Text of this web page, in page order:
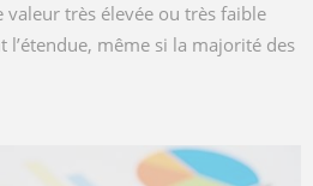
valeur très élevée ou très faible
même si la majorité des